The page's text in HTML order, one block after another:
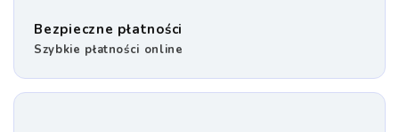
Bezpieczne płatności
Szybkie płatności online